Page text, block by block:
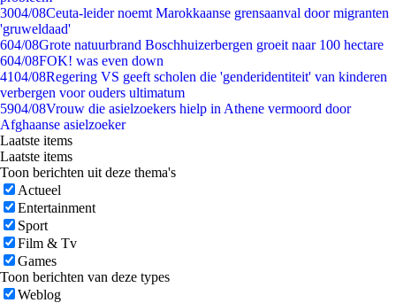
3004/08Ceuta-leider noemt Marokkaanse grensaanval door migranten
'gruweldaad'
604/08Grote natuurbrand Boschhuizerbergen groeit naar 100 hectare
604/08FOK! was even down
4104/08Regering VS geeft scholen die 'genderidentiteit' van kinderen
verbergen voor ouders ultimatum
5904/08Vrouw die asielzoekers hielp in Athene vermoord door
Afghaanse asielzoeker
Laatste items
Laatste items
Toon berichten uit deze thema's
Actueel
Entertainment
Sport
Film & Tv
Games
Toon berichten van deze types
Weblog